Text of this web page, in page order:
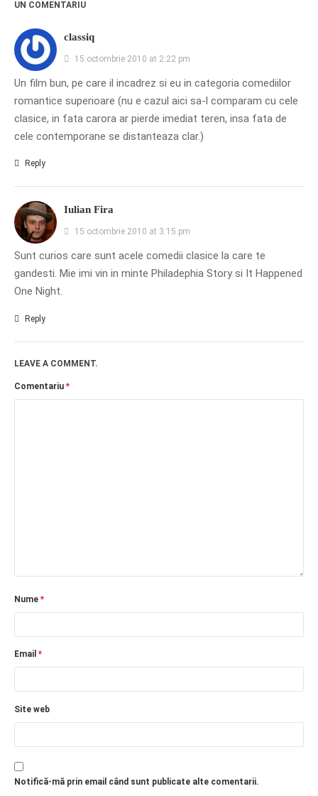
UN COMENTARIU
classiq
15 octombrie 2010 at 2:22 pm
Un film bun, pe care il incadrez si eu in categoria comediilor
romantice superioare (nu e cazul aici sa-l comparam cu cele
clasice, in fata carora ar pierde imediat teren, insa fata de
cele contemporane se distanteaza clar.)
Reply
Iulian Fira
15 octombrie 2010 at 3:15 pm
Sunt curios care sunt acele comedii clasice la care te
gandesti. Mie imi vin in minte Philadephia Story si It Happened
One Night.
Reply
LEAVE A COMMENT.
Comentariu *
Nume *
Email *
Site web
Notifică-mă prin email când sunt publicate alte comentarii.